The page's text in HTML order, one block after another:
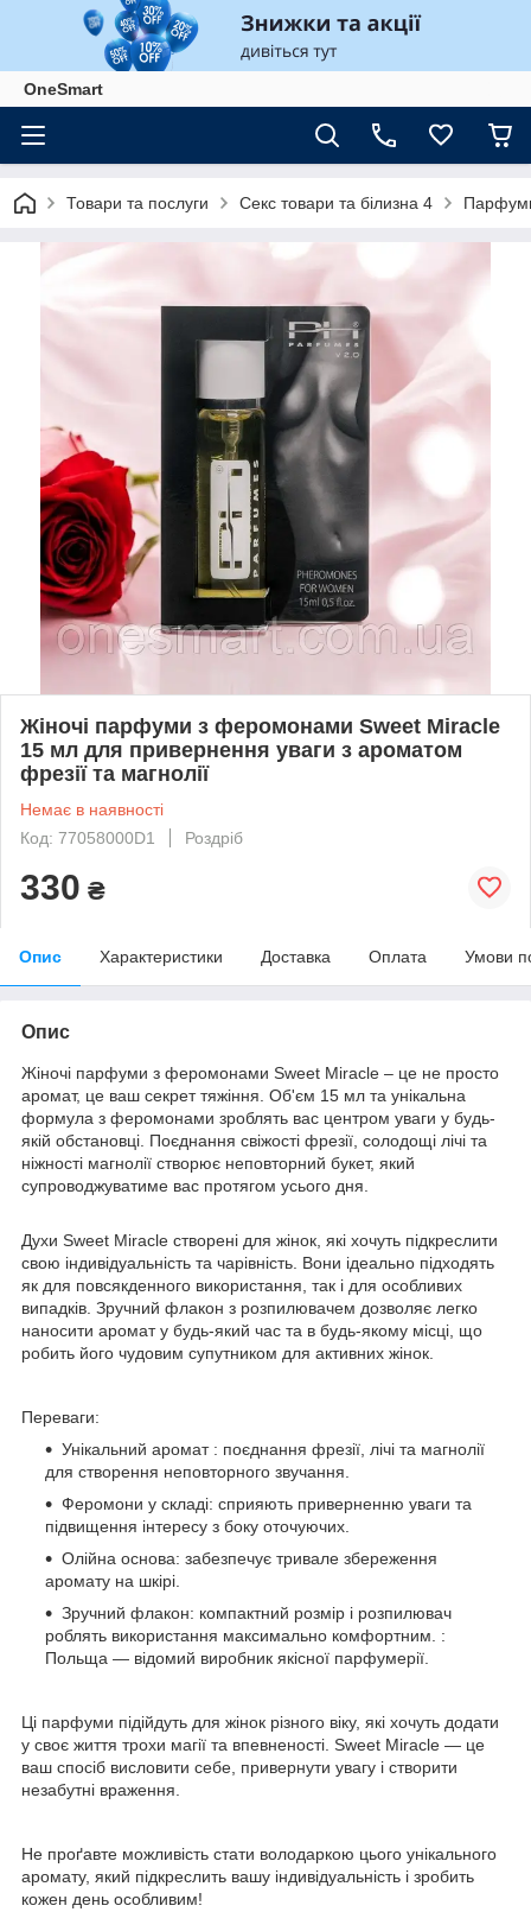
OneSmart
Товари та послуги Секс товари та білизна 4
Жіночі парфуми з феромонами Sweet Miracle
15 мл для привернення уваги з ароматом
фрезії та магнолії
Немає в наявності
Код: 77058000D1
Роздріб
330 ₴
Опис Характеристики Доставка Оплата Умови
Опис
Жіночі парфуми з феромонами Sweet Miracle – це не просто
аромат, це ваш секрет тяжіння. Об'єм 15 мл та унікальна
формула з феромонами зроблять вас центром уваги у будь-
якій обстановці. Поєднання свіжості фрезії, солодощі лічі та
ніжності магнолії створює неповторний букет, який
супроводжуватиме вас протягом усього дня.
Духи Sweet Miracle створені для жінок, які хочуть підкреслити
свою індивідуальність та чарівність. Вони ідеально підходять
як для повсякденного використання, так і для особливих
випадків. Зручний флакон з розпилювачем дозволяє легко
наносити аромат у будь-який час та в будь-якому місці, що
робить його чудовим супутником для активних жінок.
Переваги:
Унікальний аромат : поєднання фрезії, лічі та магнолії
для створення неповторного звучання.
Феромони у складі: сприяють приверненню уваги та
підвищення інтересу з боку оточуючих.
Олійна основа: забезпечує тривале збереження
аромату на шкірі.
Зручний флакон: компактний розмір і розпилювач
роблять використання максимально комфортним. :
Польща — відомий виробник якісної парфумерії.
Ці парфуми підійдуть для жінок різного віку, які хочуть додати
у своє життя трохи магії та впевненості. Sweet Miracle — це
ваш спосіб висловити себе, привернути увагу і створити
незабутні враження.
Не проґавте можливість стати володаркою цього унікального
аромату, який підкреслить вашу індивідуальність і зробить
кожен день особливим!